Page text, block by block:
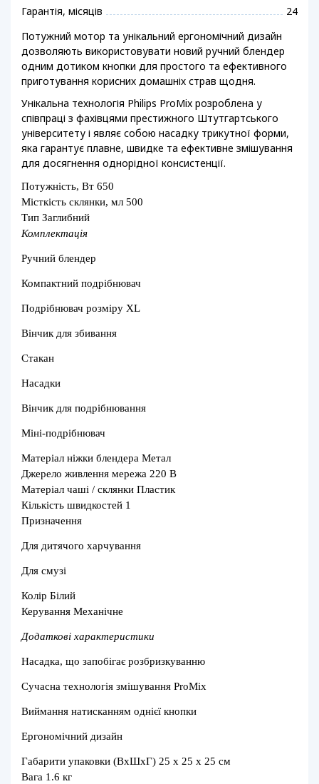
Гарантія, місяців
24
Потужний мотор та унікальний ергономічний дизайн
дозволяють використовувати новий ручний блендер
одним дотиком кнопки для простого та ефективного
приготування корисних домашніх страв щодня.
Унікальна технологія Philips ProMix розроблена у
співпраці з фахівцями престижного Штутгартського
університету і являє собою насадку трикутної форми,
яка гарантує плавне, швидке та ефективне змішування
для досягнення однорідної консистенції.
Потужність, Вт 650
Місткість склянки, мл 500
Тип Заглибний
Комплектація
Ручний блендер
Компактний подрібнювач
Подрібнювач розміру XL
Вінчик для збивання
Стакан
Насадки
Вінчик для подрібнювання
Міні-подрібнювач
Матеріал ніжки блендера Метал
Джерело живлення мережа 220 В
Матеріал чаші / склянки Пластик
Кількість швидкостей 1
Призначення
Для дитячого харчування
Для смузі
Колір Білий
Керування Механічне
Додаткові характеристики
Насадка, що запобігає розбризкуванню
Сучасна технологія змішування ProMix
Виймання натисканням однієї кнопки
Ергономічний дизайн
Габарити упаковки (ВхШхГ) 25 х 25 х 25 см
Вага 1.6 кг